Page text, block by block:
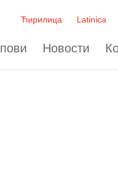
Ћирилица Latinica
Новости